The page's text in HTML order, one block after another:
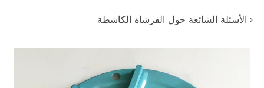
الأسئلة الشائعة حول الفرشاة الكاشطة